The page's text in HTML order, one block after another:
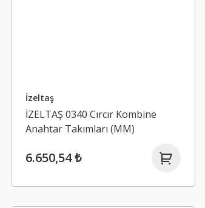
İzeltaş
İZELTAŞ 0340 Cırcır Kombine
Anahtar Takımları (MM)
6.650,54 ₺